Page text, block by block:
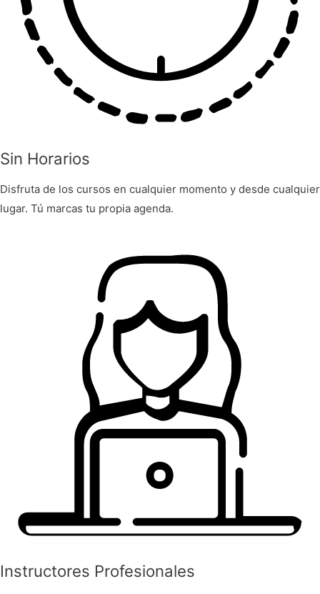
Sin Horarios
Disfruta de los cursos en cualquier momento y desde cualquier
lugar. Tú marcas tu propia agenda.
Instructores Profesionales